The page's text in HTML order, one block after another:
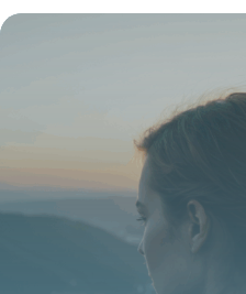
18 juin 2026